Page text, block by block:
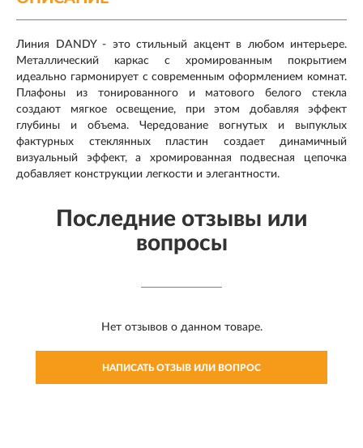
Линия DANDY - это стильный акцент в любом интерьере.
Металлический каркас с хромированным покрытием
идеально гармонирует с современным оформлением комнат.
Плафоны из тонированного и матового белого стекла
создают мягкое освещение, при этом добавляя эффект
глубины и объема. Чередование вогнутых и выпуклых
фактурных стеклянных пластин создает динамичный
визуальный эффект, а хромированная подвесная цепочка
добавляет конструкции легкости и элегантности.
Последние отзывы или
вопросы
Нет отзывов о данном товаре.
НАПИСАТЬ ОТЗЫВ ИЛИ ВОПРОС